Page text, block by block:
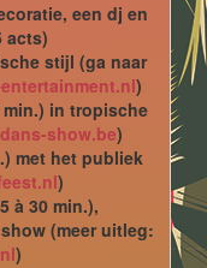
een dj en
acts)
stijl (ga naar
)
in tropische
dans-show.be)
met het publiek
)
à 30 min.),
(meer uitleg:
)